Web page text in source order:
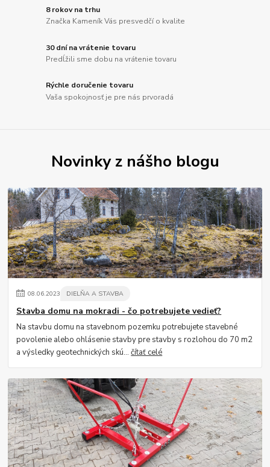
8 rokov na trhu
Značka Kameník Vás presvedčí o kvalite
30 dní na vrátenie tovaru
Predĺžili sme dobu na vrátenie tovaru
Rýchle doručenie tovaru
Vaša spokojnosť je pre nás prvoradá
Novinky z nášho blogu
08.06.2023 DIELŇA A STAVBA
Stavba domu na mokradi - čo potrebujete vedieť?
Na stavbu domu na stavebnom pozemku potrebujete stavebné
povolenie alebo ohlásenie stavby pre stavby s rozlohou do 70 m2
a výsledky geotechnických skú...čítať celé